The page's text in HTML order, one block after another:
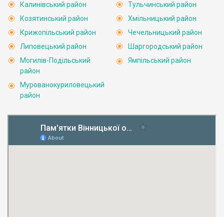
Калинівський район
Козятинський район
Крижопільський район
Липовецький район
Могилів-Подільський
район
Мурованокуриловецький
район
Тульчинський район
Хмільницький район
Чечельницький район
Шаргородський район
Ямпільський район